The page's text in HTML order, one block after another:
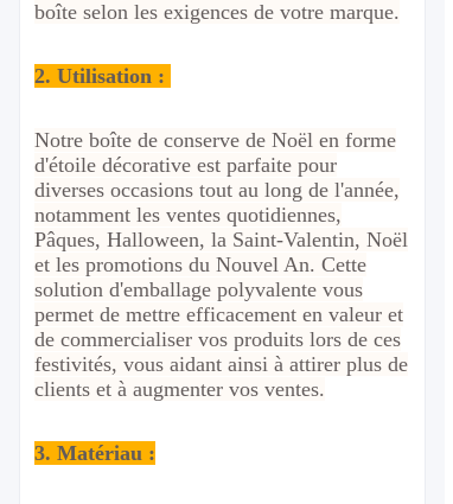
boîte selon les exigences de votre marque.
2. Utilisation :
Notre boîte de conserve de Noël en forme
d'étoile décorative est parfaite pour
diverses occasions tout au long de l'année,
notamment les ventes quotidiennes,
Pâques, Halloween, la Saint-Valentin, Noël
et les promotions du Nouvel An. Cette
solution d'emballage polyvalente vous
permet de mettre efficacement en valeur et
de commercialiser vos produits lors de ces
festivités, vous aidant ainsi à attirer plus de
clients et à augmenter vos ventes.
3. Matériau :